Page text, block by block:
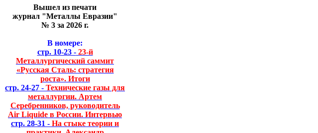
Вышел из печати
журнал "Металлы Евразии"
№ 3 за 2026 г.
В номере:
стр. 10-23 -23-й
Металлургический саммит
«Русская Сталь: стратегия
роста». Итоги
стр. 24-27 - Технические газы для
металлургии. Артем
Серебренников, руководитель
Air Liquide в России. Интервью
стр. 28-31 - На стыке теории и